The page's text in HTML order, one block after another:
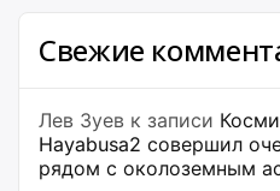
Свежие
Лев Зуев к записи
Hayabusa2 совершил
рядом с околоземным